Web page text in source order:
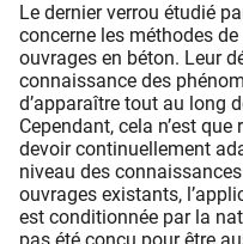
Le dernier verrou étudié
concerne les méthodes
ouvrages en béton. Leur
connaissance des
d’apparaître tout au long
Cependant, cela n’est
devoir continuellement
niveau des
ouvrages existants,
est conditionnée par la